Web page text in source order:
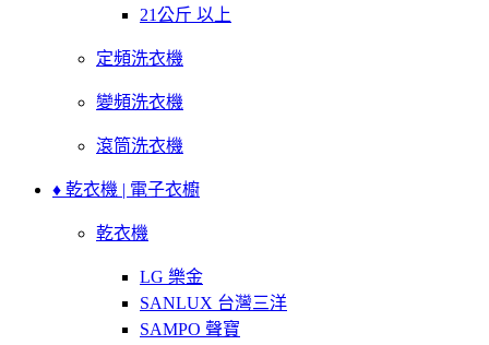
21公斤 以上
定頻洗衣機
變頻洗衣機
滾筒洗衣機
♦ 乾衣機 | 電子衣櫥
乾衣機
LG 樂金
SANLUX 台灣三洋
SAMPO 聲寶